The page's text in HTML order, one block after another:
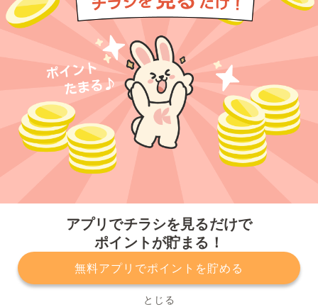
アプリでチラシを見るだけで
ポイントが貯まる！
無料アプリでポイントを貯める
とじる
プライバシーポリシー 利用規約
運営会社
サービスに関してのお問い合わせ